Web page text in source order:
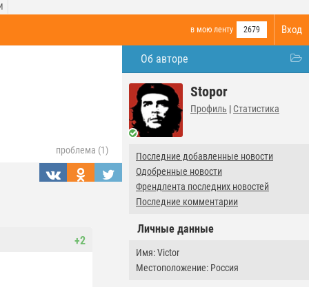
Вход
в мою ленту 2679
Об авторе
Stopor
Профиль | Статистика
Последние добавленные новости
Одобренные новости
Френдлента последних новостей
Последние комментарии
Личные данные
Имя: Victor
Местоположение: Россия
проблема (1)
+2